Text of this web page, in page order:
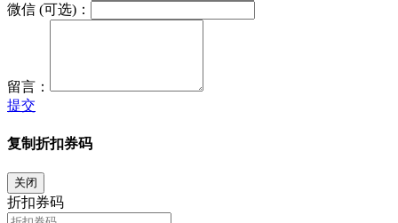
微信 (可选)：
留言：
提交
复制折扣券码
关闭
折扣券码